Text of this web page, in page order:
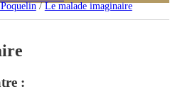
/Le malade imaginaire
: